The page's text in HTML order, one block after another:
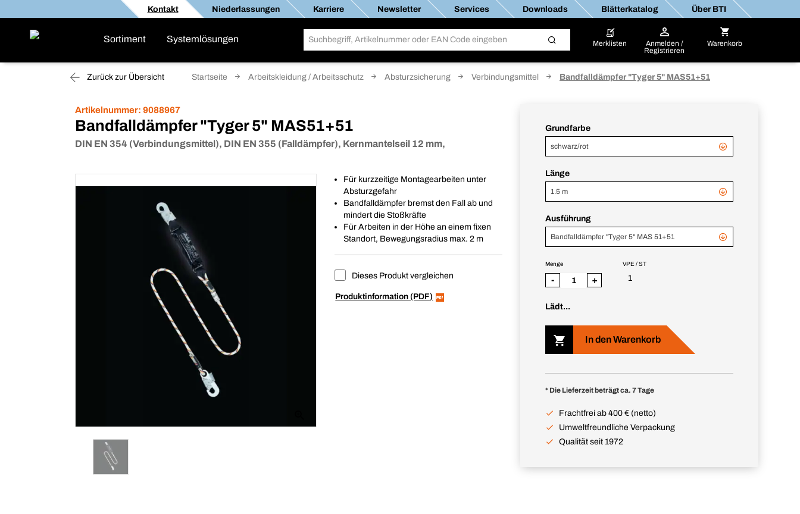
Kontakt Niederlassungen Karriere Newsletter Services Downloads Blätterkatalog Über BTI
Sortiment Systemlösungen Merklisten
Anmelden /
Registrieren
Warenkorb
Zurück zur Übersicht Startseite Arbeitskleidung / Arbeitsschutz Absturzsicherung Verbindungsmittel Bandfalldämpfer "Tyger 5" MAS51+51
Artikelnummer: 9088967
Bandfalldämpfer "Tyger 5" MAS51+51
DIN EN 354 (Verbindungsmittel), DIN EN 355 (Falldämpfer), Kernmantelseil 12 mm,
Für kurzzeitige Montagearbeiten unter
Absturzgefahr
Bandfalldämpfer bremst den Fall ab und
mindert die Stoßkräfte
Für Arbeiten in der Höhe an einem fixen
Standort, Bewegungsradius max. 2 m
Dieses Produkt vergleichen
Produktinformation (PDF)
Grundfarbe
schwarz/rot
Länge
1.5 m
Ausführung
Bandfalldämpfer "Tyger 5" MAS 51+51
VPE / ST
1
Menge
- +
Lädt...
In den Warenkorb
* Die Lieferzeit beträgt ca. 7 Tage
Frachtfrei ab 400 € (netto)
Umweltfreundliche Verpackung
Qualität seit 1972